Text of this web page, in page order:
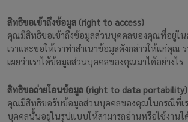
สิทธิขอเข้าถึงข้อมูล (right to access)
คุณมีสิทธิขอเข้าถึงข้อมูลส่วนบุคคลของคุณที่อยู่ใ
เราและขอให้เราทำสำเนาข้อมูลดังกล่าวให้แก่คุณ
เผยว่าเราได้ข้อมูลส่วนบุคคลของคุณมาได้อย่างไร
สิทธิขอถ่ายโอนข้อมูล (right to data portability)
คุณมีสิทธิขอรับข้อมูลส่วนบุคคลของคุณในกรณีที่เ
บุคคลนั้นอยู่ในรูปแบบให้สามารถอ่านหรือใช้งานไ